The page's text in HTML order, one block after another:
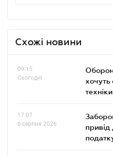
Схожі новини
09.15
Сьогодні
хочуть
техніки
17.07
6 серпня 2026